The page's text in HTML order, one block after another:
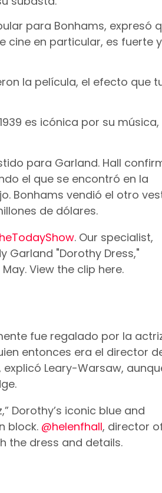
para Bonhams, expresó
en particular, es fuerte y
la película, el efecto que
es icónica por su música,
para Garland. Hall
el que se encontró en la
Bonhams vendió el otro
de dólares.
. Our specialist,
Garland "Dorothy Dress,"
View the clip here.
fue regalado por la
entonces era el director
Leary-Warsaw,
Dorothy’s iconic blue and
block. @helenfhall, director
the dress and details.